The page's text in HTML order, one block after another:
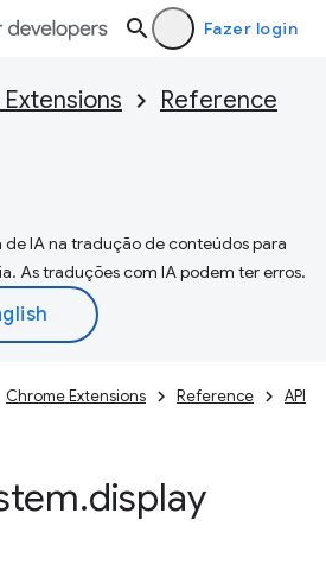
Fazer login
Reference
IA na tradução de conteúdos para
As traduções com IA podem ter erros.
Chrome Extensions Reference API
.display